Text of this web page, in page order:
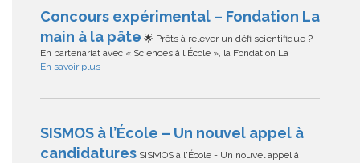
Concours expérimental – Fondation La
main à la pâte 🌟 Prêts à relever un défi scientifique ?
En partenariat avec « Sciences à l'École », la Fondation La
En savoir plus
SISMOS à l’École – Un nouvel appel à
candidatures SISMOS à l'École - Un nouvel appel à